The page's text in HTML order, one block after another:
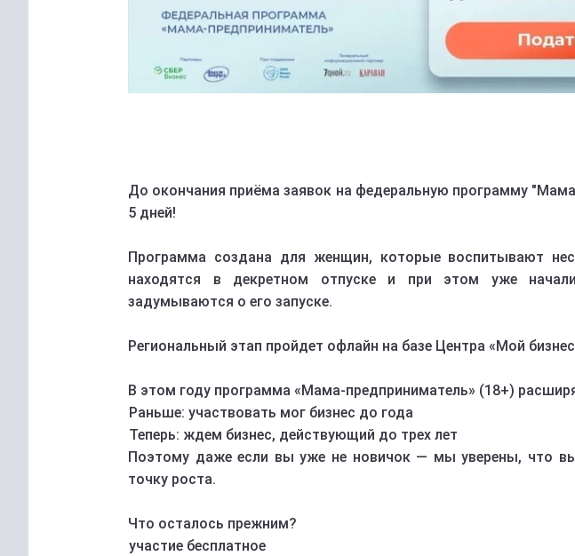
До окончания приёма заявок на федеральную программу
5 дней!
Программа создана для женщин, которые воспитывают
находятся в декретном отпуске и при этом уже
задумываются о его запуске.
Региональный этап пройдет офлайн на базе Центра «Мой
В этом году программа «Мама-предприниматель» (18+)
Раньше: участвовать мог бизнес до года
Теперь: ждем бизнес, действующий до трех лет
Поэтому даже если вы уже не новичок — мы уверены, что
точку роста.
Что осталось прежним?
участие бесплатное